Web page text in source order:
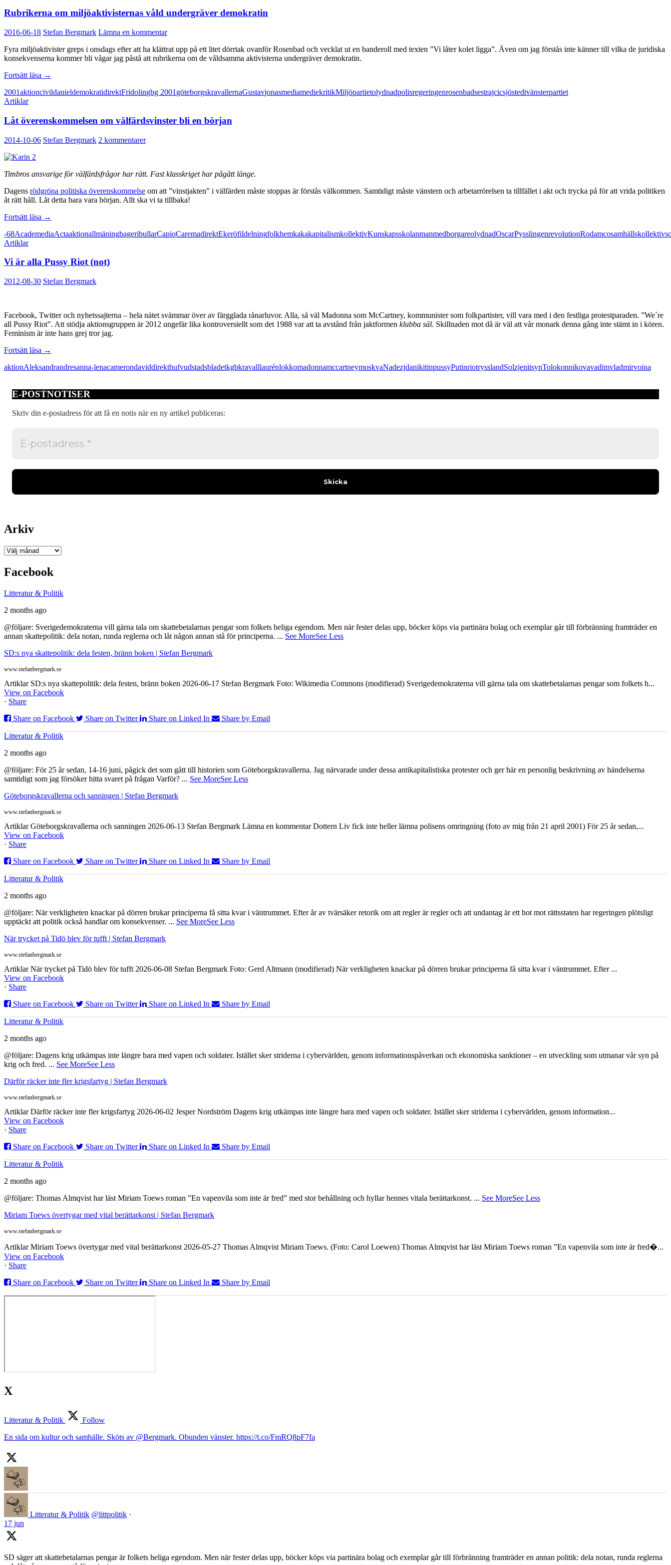
Rubrikerna om miljöaktivisternas våld undergräver demokratin
2016-06-18 Stefan Bergmark Lämna en kommentar
Fyra miljöaktivister greps i onsdags efter att ha klättrat upp på ett litet dörrtak ovanför Rosenbad och vecklat ut en banderoll med texten ”Vi låter kolet ligga”. Även om jag förstås inte känner till vilka de juridiska
konsekvenserna kommer bli vågar jag påstå att rubrikerna om de våldsamma aktivisterna undergräver demokratin.
Fortsätt läsa Rubrikerna
miljöaktivisternas
demokratin
→
2001aktioncivildanieldemokratidirektFridolingbg 2001 göteborgskravallernaGustavjonasmediamediekritikMiljöpartietolydnadpolisregeringenrosenbadsestrajcicsjöstedtvänsterpartiet
Artiklar
Låt överenskommelsen om välfärdsvinster bli en början
2014-10-06 Stefan Bergmark 2 kommentarer
Timbros ansvarige för välfärdsfrågor har rätt. Fast klasskriget har pågått länge.
Dagens rödgröna politiska överenskommelse om att ”vinstjakten” i välfärden måste stoppas är förstås välkommen. Samtidigt måste vänstern och arbetarrörelsen ta tillfället i akt och trycka på för att vrida politiken
åt rätt håll. Låt detta bara vara början. Allt ska vi ta tillbaka!
Fortsätt läsa Låt
om
en
→
-68AcademediaActaaktionallmäningbageribullarCapioCaremadirektEkeröfildelningfolkhemkakakapitalismkollektivKunskapsskolanmanmedborgareolydnadOscarPysslingenrevolutionRodamcosamhällskollektiv
Artiklar
Vi är alla Pussy Riot (not)
2012-08-30 Stefan Bergmark
Facebook, Twitter och nyhetssajterna – hela nätet svämmar över av färgglada rånarluvor. Alla, så väl Madonna som McCartney, kommunister som folkpartister, vill vara med i den festliga protestparaden. ”We´re
all Pussy Riot”. Att stödja aktionsgruppen är 2012 ungefär lika kontroversiellt som det 1988 var att ta avstånd från jaktformen klubba säl. Skillnaden mot då är väl att vår monark denna gång inte stämt in i kören.
Feminism är inte hans grej tror jag.
Fortsätt läsa Vi
alla
(not)
→
aktionAleksandrandresanna-lenacamerondaviddirekthufvudstadsbladetkgbkravalllaurénlokkomadonnamccartneymoskvaNadezjdanikitinpussyPutinriotrysslandSolzjenitsynTolokonnikovavadimvladmirvoina
E-POSTNOTISER
Skriv din e-postadress för att få en notis när en ny artikel publiceras:
Arkiv
Arkiv
Facebook
Litteratur & Politik
2 months ago
@följare: Sverigedemokraterna vill gärna tala om skattebetalarnas pengar som folkets heliga egendom. Men när fester delas upp, böcker köps via partinära bolag och exemplar går till förbränning framträder en
annan skattepolitik: dela notan, runda reglerna och låt någon annan stå för principerna. ... See MoreSee Less
SD:s nya skattepolitik: dela festen, bränn boken | Stefan Bergmark
www.stefanbergmark.se
Artiklar SD:s nya skattepolitik: dela festen, bränn boken 2026-06-17 Stefan Bergmark Foto: Wikimedia Commons (modifierad) Sverigedemokraterna vill gärna tala om skattebetalarnas pengar som folkets h...
View on Facebook
· Share
Share on Facebook
Share on Twitter Share on Linked In Share by Email
Litteratur & Politik
2 months ago
@följare: För 25 år sedan, 14-16 juni, pågick det som gått till historien som Göteborgskravallerna. Jag närvarade under dessa antikapitalistiska protester och ger här en personlig beskrivning av händelserna
samtidigt som jag försöker hitta svaret på frågan Varför? ... See MoreSee Less
Göteborgskravallerna och sanningen | Stefan Bergmark
www.stefanbergmark.se
Artiklar Göteborgskravallerna och sanningen 2026-06-13 Stefan Bergmark Lämna en kommentar Dottern Liv fick inte heller lämna polisens omringning (foto av mig från 21 april 2001) För 25 år sedan,...
View on Facebook
· Share
Share on Facebook
Share on Twitter Share on Linked In Share by Email
Litteratur & Politik
2 months ago
@följare: När verkligheten knackar på dörren brukar principerna få sitta kvar i väntrummet. Efter år av tvärsäker retorik om att regler är regler och att undantag är ett hot mot rättsstaten har regeringen plötsligt
upptäckt att politik också handlar om konsekvenser. ... See MoreSee Less
När trycket på Tidö blev för tufft | Stefan Bergmark
www.stefanbergmark.se
Artiklar När trycket på Tidö blev för tufft 2026-06-08 Stefan Bergmark Foto: Gerd Altmann (modifierad) När verkligheten knackar på dörren brukar principerna få sitta kvar i väntrummet. Efter ...
View on Facebook
· Share
Share on Facebook
Share on Twitter Share on Linked In Share by Email
Litteratur & Politik
2 months ago
@följare: Dagens krig utkämpas inte längre bara med vapen och soldater. Istället sker striderna i cybervärlden, genom informationspåverkan och ekonomiska sanktioner – en utveckling som utmanar vår syn på
krig och fred. ... See MoreSee Less
Därför räcker inte fler krigsfartyg | Stefan Bergmark
www.stefanbergmark.se
Artiklar Därför räcker inte fler krigsfartyg 2026-06-02 Jesper Nordström Dagens krig utkämpas inte längre bara med vapen och soldater. Istället sker striderna i cybervärlden, genom information...
View on Facebook
· Share
Share on Facebook
Share on Twitter Share on Linked In Share by Email
Litteratur & Politik
2 months ago
@följare: Thomas Almqvist har läst Miriam Toews roman ”En vapenvila som inte är fred” med stor behållning och hyllar hennes vitala berättarkonst. ... See MoreSee Less
Miriam Toews övertygar med vital berättarkonst | Stefan Bergmark
www.stefanbergmark.se
Artiklar Miriam Toews övertygar med vital berättarkonst 2026-05-27 Thomas Almqvist Miriam Toews. (Foto: Carol Loewen) Thomas Almqvist har läst Miriam Toews roman ”En vapenvila som inte är fred�...
View on Facebook
· Share
Share on Facebook
Share on Twitter Share on Linked In Share by Email
X
Litteratur & Politik
Follow
En sida om kultur och samhälle. Sköts av @Bergmark. Obunden vänster. https://t.co/FmRQ8pF7fa
Litteratur & Politik @littpolitik ·
17 jun
SD säger att skattebetalarnas pengar är folkets heliga egendom. Men när fester delas upp, böcker köps via partinära bolag och exemplar går till förbränning framträder en annan politik: dela notan, runda reglerna